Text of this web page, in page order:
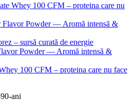
Whey 100 CFM – proteina care nu
Flavor Powder — Aromă intensă &
– sursă curată de energie
Powder — Aromă intensă &
100 CFM – proteina care nu face